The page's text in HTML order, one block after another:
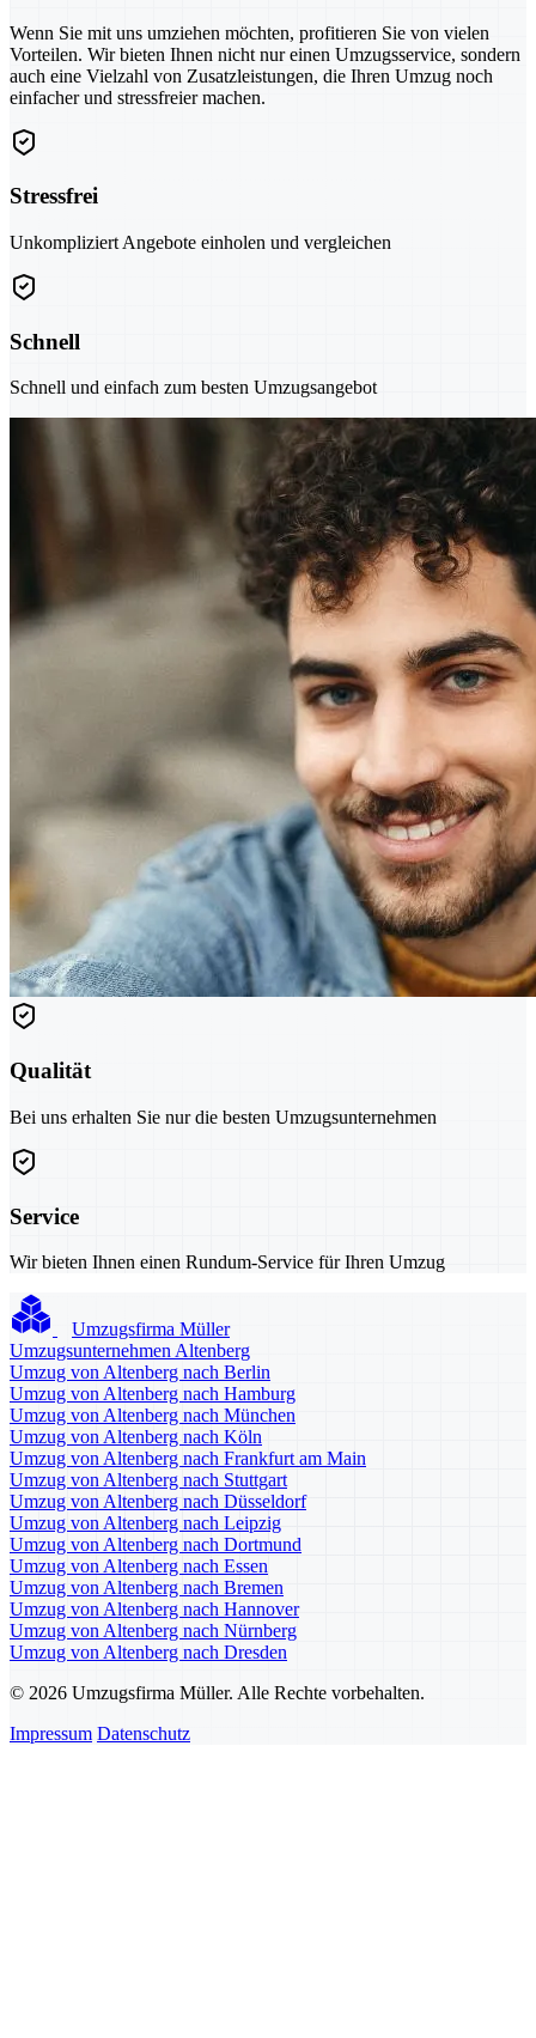
Wenn Sie mit uns umziehen möchten, profitieren Sie von vielen
Vorteilen. Wir bieten Ihnen nicht nur einen Umzugsservice, sondern
auch eine Vielzahl von Zusatzleistungen, die Ihren Umzug noch
einfacher und stressfreier machen.
Stressfrei
Unkompliziert Angebote einholen und vergleichen
Schnell
Schnell und einfach zum besten Umzugsangebot
Qualität
Bei uns erhalten Sie nur die besten Umzugsunternehmen
Service
Wir bieten Ihnen einen Rundum-Service für Ihren Umzug
Umzugsfirma Müller
Umzugsunternehmen Altenberg
Umzug von Altenberg nach Berlin
Umzug von Altenberg nach Hamburg
Umzug von Altenberg nach München
Umzug von Altenberg nach Köln
Umzug von Altenberg nach Frankfurt am Main
Umzug von Altenberg nach Stuttgart
Umzug von Altenberg nach Düsseldorf
Umzug von Altenberg nach Leipzig
Umzug von Altenberg nach Dortmund
Umzug von Altenberg nach Essen
Umzug von Altenberg nach Bremen
Umzug von Altenberg nach Hannover
Umzug von Altenberg nach Nürnberg
Umzug von Altenberg nach Dresden
© 2026 Umzugsfirma Müller. Alle Rechte vorbehalten.
Impressum Datenschutz